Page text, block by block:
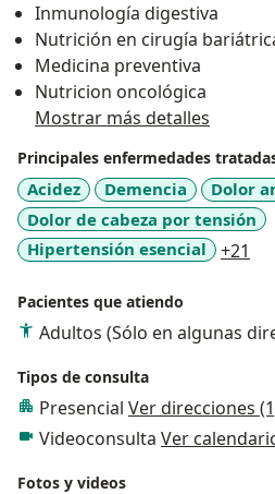
Inmunología digestiva
Nutrición en cirugía
Medicina preventiva
Nutricion oncológica
Mostrar más detalles
Principales enfermedades
Acidez Demencia
Dolor
Dolor de cabeza por tensión
Hipertensión esencial
+21
Pacientes que atiendo
Adultos (Sólo en algunas
Tipos de consulta
Presencial Ver direcciones
Videoconsulta Ver
Fotos y videos